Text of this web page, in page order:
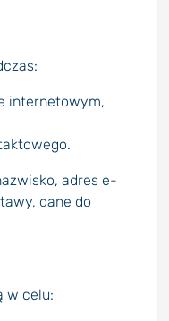
internetowym,
adres e-
dane do
w celu: